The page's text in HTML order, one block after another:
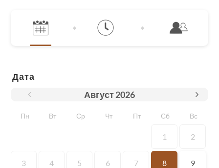
Дата
Август2026
Пн Вт Ср Чт Пт Сб Вс
1 2
3 4 5 6 7 8 9